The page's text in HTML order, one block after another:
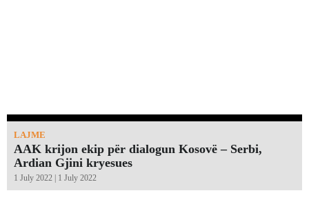
LAJME
AAK krijon ekip për dialogun Kosovë – Serbi,
Ardian Gjini kryesues
1 July 2022 | 1 July 2022